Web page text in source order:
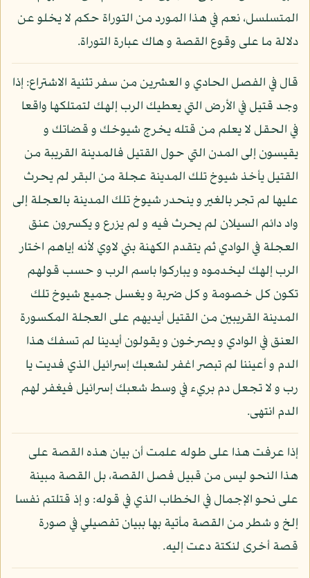
المتسلسل، نعم في هذا المورد من التوراة حكم لا يخلو عن
دلالة ما على وقوع القصة و هاك عبارة التوراة.
قال في الفصل الحادي و العشرين من سفر تثنية الاشتراع: إذا
وجد قتيل في الأرض التي يعطيك الرب إلهك لتمتلكها واقعا
في الحقل لا يعلم من قتله يخرج شيوخك و قضاتك و
يقيسون إلى المدن التي حول القتيل فالمدينة القريبة من
القتيل يأخذ شيوخ تلك المدينة عجلة من البقر لم يحرث
عليها لم تجر بالغير و ينحدر شيوخ تلك المدينة بالعجلة إلى
واد دائم السيلان لم يحرث فيه و لم يزرع و يكسرون عنق
العجلة في الوادي ثم يتقدم الكهنة بني لاوي لأنه إياهم اختار
الرب إلهك ليخدموه و يباركوا باسم الرب و حسب قولهم
تكون كل خصومة و كل ضربة و يغسل جميع شيوخ تلك
المدينة القريبين من القتيل أيديهم على العجلة المكسورة
العنق في الوادي و يصرخون و يقولون أيدينا لم تسفك هذا
الدم و أعيننا لم تبصر اغفر لشعبك إسرائيل الذي فديت يا
رب و لا تجعل دم بريء في وسط شعبك إسرائيل فيغفر لهم
الدم انتهى.
إذا عرفت هذا على طوله علمت أن بيان هذه القصة على
هذا النحو ليس من قبيل فصل القصة، بل القصة مبينة
على نحو الإجمال في الخطاب الذي في قوله: و إذ قتلتم نفسا
إلخ و شطر من القصة مأتية بها ببيان تفصيلي في صورة
قصة أخرى لنكتة دعت إليه.